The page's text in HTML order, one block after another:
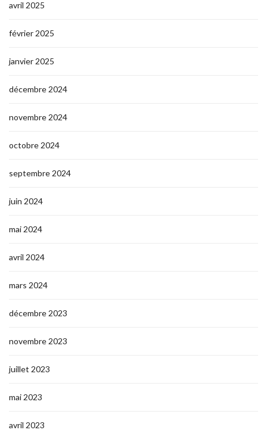
avril 2025
février 2025
janvier 2025
décembre 2024
novembre 2024
octobre 2024
septembre 2024
juin 2024
mai 2024
avril 2024
mars 2024
décembre 2023
novembre 2023
juillet 2023
mai 2023
avril 2023